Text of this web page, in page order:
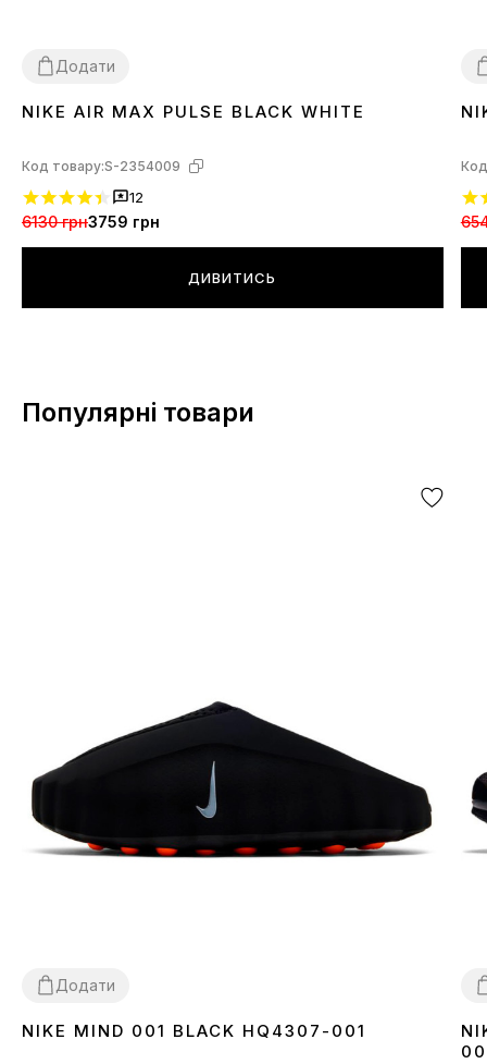
Додати
4041 42
NIKE AIR MAX PULSE BLACK WHITE
Код товару:S-2354009
12
6130 грн3759 грн
ДИВИТИСЬ
Популярні товари
Додати
3637 38 39 40 41 42 434445
NIKE MIND 001 BLACK HQ4307-001